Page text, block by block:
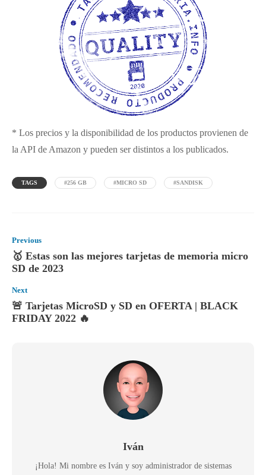
* Los precios y la disponibilidad de los productos provienen de
la API de Amazon y pueden ser distintos a los publicados.
TAGS #256 GB #MICRO SD #SANDISK
Previous
🥇 Estas son las mejores tarjetas de memoria micro
SD de 2023
Next
🚨 Tarjetas MicroSD y SD en OFERTA | BLACK
FRIDAY 2022 🔥
Iván
¡Hola! Mi nombre es Iván y soy administrador de sistemas